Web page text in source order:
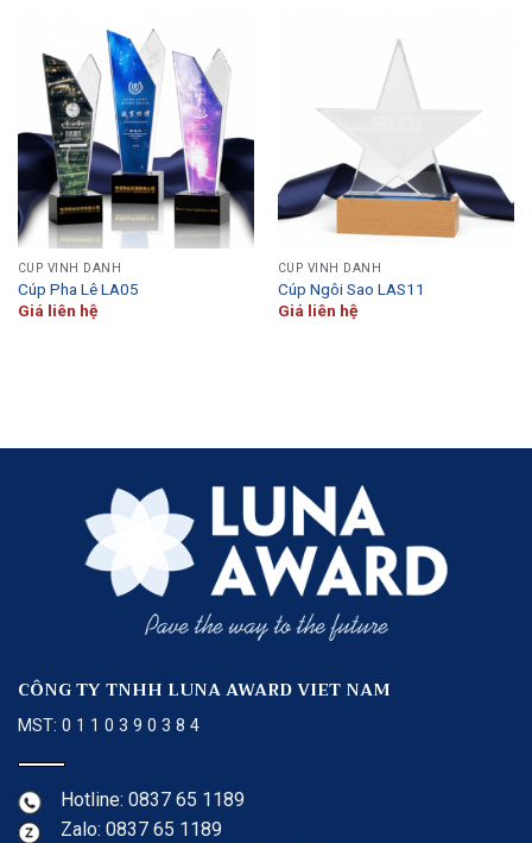
CÚP VINH DANH
Cúp Pha Lê LA05
Giá liên hệ
CÚP VINH DANH
Cúp Ngôi Sao LAS11
Giá liên hệ
CÔNG TY TNHH LUNA AWARD VIET NAM
MST: 0 1 1 0 3 9 0 3 8 4
Hotline: 0837 65 1189
Zalo: 0837 65 1189